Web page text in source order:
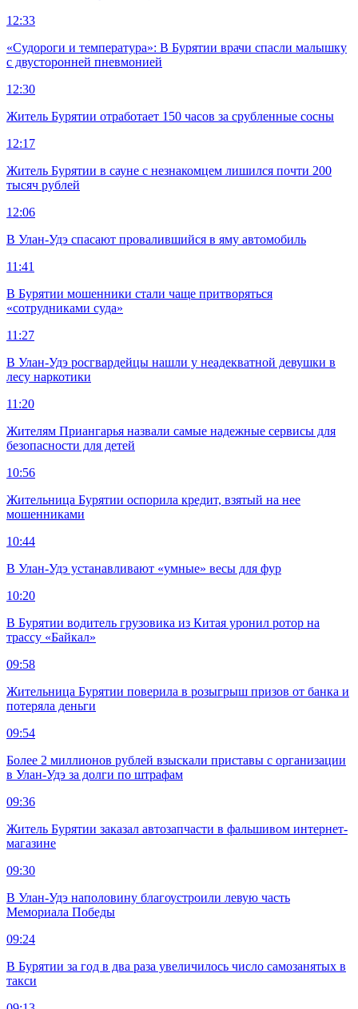
12:33
«Судороги и температура»: В Бурятии врачи спасли малышку
с двусторонней пневмонией
12:30
Житель Бурятии отработает 150 часов за срубленные сосны
12:17
Житель Бурятии в сауне с незнакомцем лишился почти 200
тысяч рублей
12:06
В Улан-Удэ спасают провалившийся в яму автомобиль
11:41
В Бурятии мошенники стали чаще притворяться
«сотрудниками суда»
11:27
В Улан-Удэ росгвардейцы нашли у неадекватной девушки в
лесу наркотики
11:20
Жителям Приангарья назвали самые надежные сервисы для
безопасности для детей
10:56
Жительница Бурятии оспорила кредит, взятый на нее
мошенниками
10:44
В Улан-Удэ устанавливают «умные» весы для фур
10:20
В Бурятии водитель грузовика из Китая уронил ротор на
трассу «Байкал»
09:58
Жительница Бурятии поверила в розыгрыш призов от банка и
потеряла деньги
09:54
Более 2 миллионов рублей взыскали приставы с организации
в Улан-Удэ за долги по штрафам
09:36
Житель Бурятии заказал автозапчасти в фальшивом интернет-
магазине
09:30
В Улан-Удэ наполовину благоустроили левую часть
Мемориала Победы
09:24
В Бурятии за год в два раза увеличилось число самозанятых в
такси